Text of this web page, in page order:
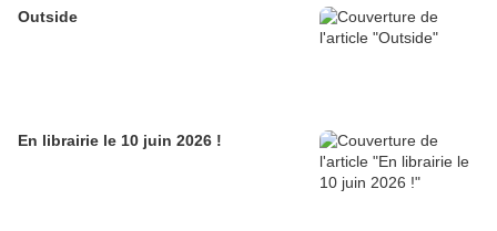
Outside
En librairie le 10 juin 2026 !